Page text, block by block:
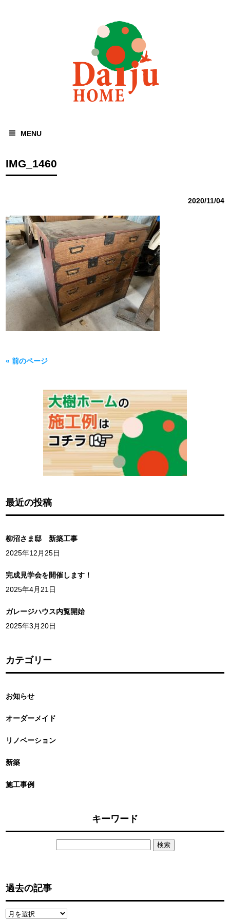
MENU
IMG_1460
2020/11/04
« 前のページ
最近の投稿
柳沼さま邸 新築工事
2025年12月25日
完成見学会を開催します！
2025年4月21日
ガレージハウス内覧開始
2025年3月20日
カテゴリー
お知らせ
オーダーメイド
リノベーション
新築
施工事例
キーワード
過去の記事
過